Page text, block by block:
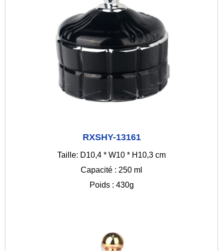
RXSHY-13161
Taille: D10,4 * W10 * H10,3 cm
Capacité : 250 ml
Poids : 430g